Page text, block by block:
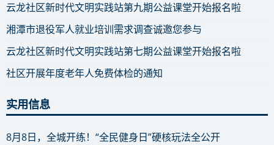
云龙社区新时代文明实践站第九期公益课堂开始报名啦
湘潭市退役军人就业培训需求调查诚邀您参与
云龙社区新时代文明实践站第七期公益课堂开始报名啦
社区开展年度老年人免费体检的通知
实用信息
8月8日，全城开练！“全民健身日”硬核玩法全公开